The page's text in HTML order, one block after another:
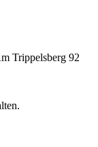
Trippelsberg 92